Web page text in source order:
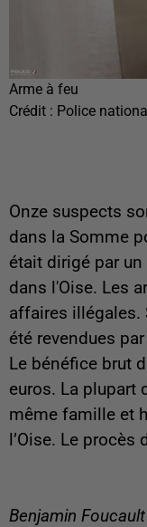
Arme à feu
Crédit : Police
Onze suspects
dans la Somme
était dirigé par un
dans l'Oise. Les
affaires illégales.
été revendues
Le bénéfice brut
euros. La plupart
même famille et
l’Oise. Le
Benjamin